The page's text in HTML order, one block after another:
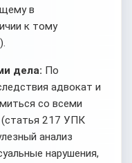
в
к тому
дела: По
адвокат и
со всеми
(статья 217 УПК
анализ
нарушения,